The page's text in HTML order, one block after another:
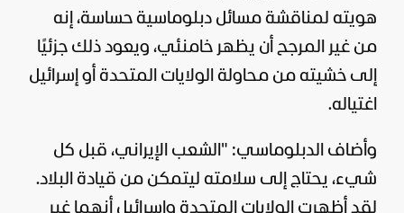
هويته لمناقشة مسائل دبلوماسية حساسة، إنه
من غير المرجح أن يظهر خامنئي، ويعود ذلك جزئيًا
إلى خشيته من محاولة الولايات المتحدة أو إسرائيل
اغتياله.
وأضاف الدبلوماسي: "الشعب الإيراني، قبل كل
شيء، يحتاج إلى سلامته ليتمكن من قيادة البلاد.
لقد أظهرت الولايات المتحدة وإسرائيل أنهما غير